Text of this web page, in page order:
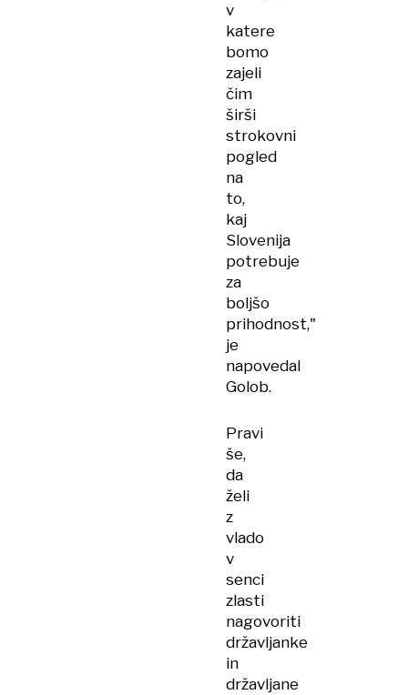
v
katere
bomo
zajeli
čim
širši
strokovni
pogled
na
to,
kaj
Slovenija
potrebuje
za
boljšo
prihodnost,"
je
napovedal
Golob.
Pravi
še,
da
želi
z
vlado
v
senci
zlasti
nagovoriti
državljanke
in
državljane